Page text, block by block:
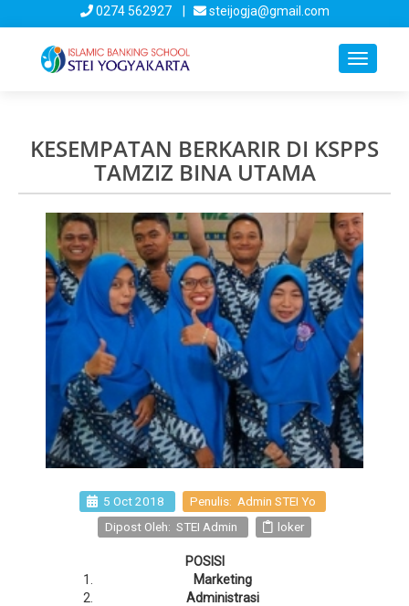
0274 562927 | steijogja@gmail.com
Toggle
KESEMPATAN BERKARIR DI KSPPS
TAMZIZ BINA UTAMA
5 Oct 2018
Penulis: Admin STEI Yo
Dipost Oleh: STEI Admin
loker
POSISI
Marketing
Administrasi